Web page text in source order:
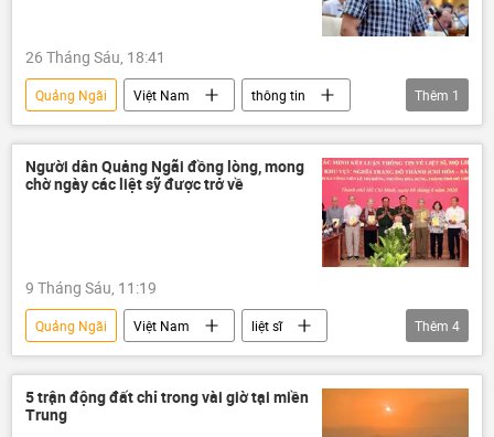
26 Tháng Sáu, 18:41
Quảng Ngãi Việt Nam
thông tin
phê bình
Thêm 1
Người dân Quảng Ngãi đồng lòng, mong
chờ ngày các liệt sỹ được trở về
9 Tháng Sáu, 11:19
Quảng Ngãi Việt Nam
liệt sĩ
thương binh liệt sĩ
hài cốt
chiến tranh
Bộ Quốc phòng Việt Nam
Thêm 4
5 trận động đất chỉ trong vài giờ tại miền
Trung